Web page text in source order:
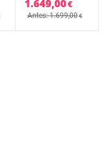
1.649,00€
Antes: 1.699,00€